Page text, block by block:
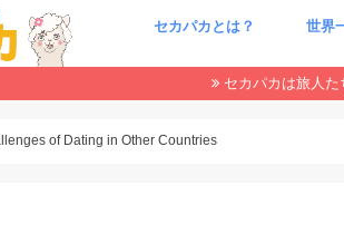
セカパカとは？ 世界
セカパカは旅人た
of Dating in Other Countries